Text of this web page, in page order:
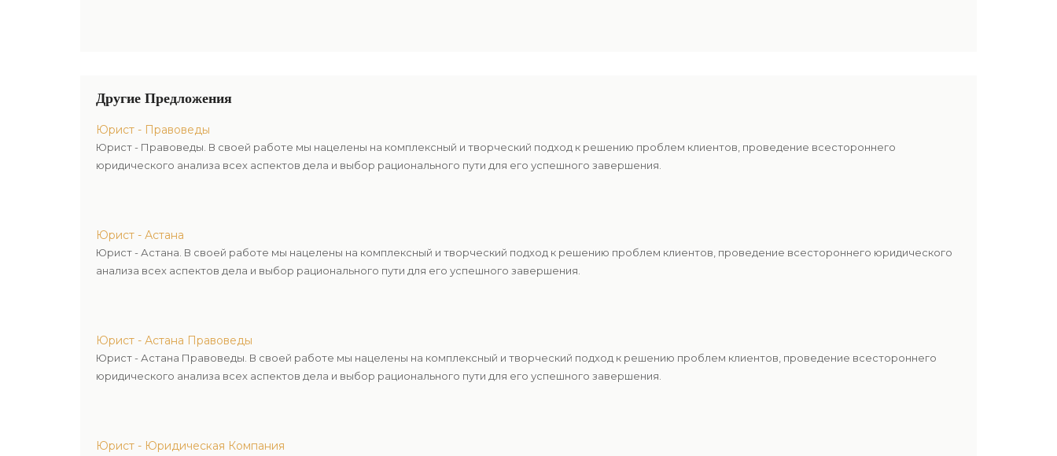
Другие Предложения
Юрист - Правоведы
Юрист - Правоведы. В своей работе мы нацелены на комплексный и творческий подход к решению проблем клиентов, проведение всестороннего
юридического анализа всех аспектов дела и выбор рационального пути для его успешного завершения.
Юрист - Астана
Юрист - Астана. В своей работе мы нацелены на комплексный и творческий подход к решению проблем клиентов, проведение всестороннего юридического
анализа всех аспектов дела и выбор рационального пути для его успешного завершения.
Юрист - Астана Правоведы
Юрист - Астана Правоведы. В своей работе мы нацелены на комплексный и творческий подход к решению проблем клиентов, проведение всестороннего
юридического анализа всех аспектов дела и выбор рационального пути для его успешного завершения.
Юрист - Юридическая Компания